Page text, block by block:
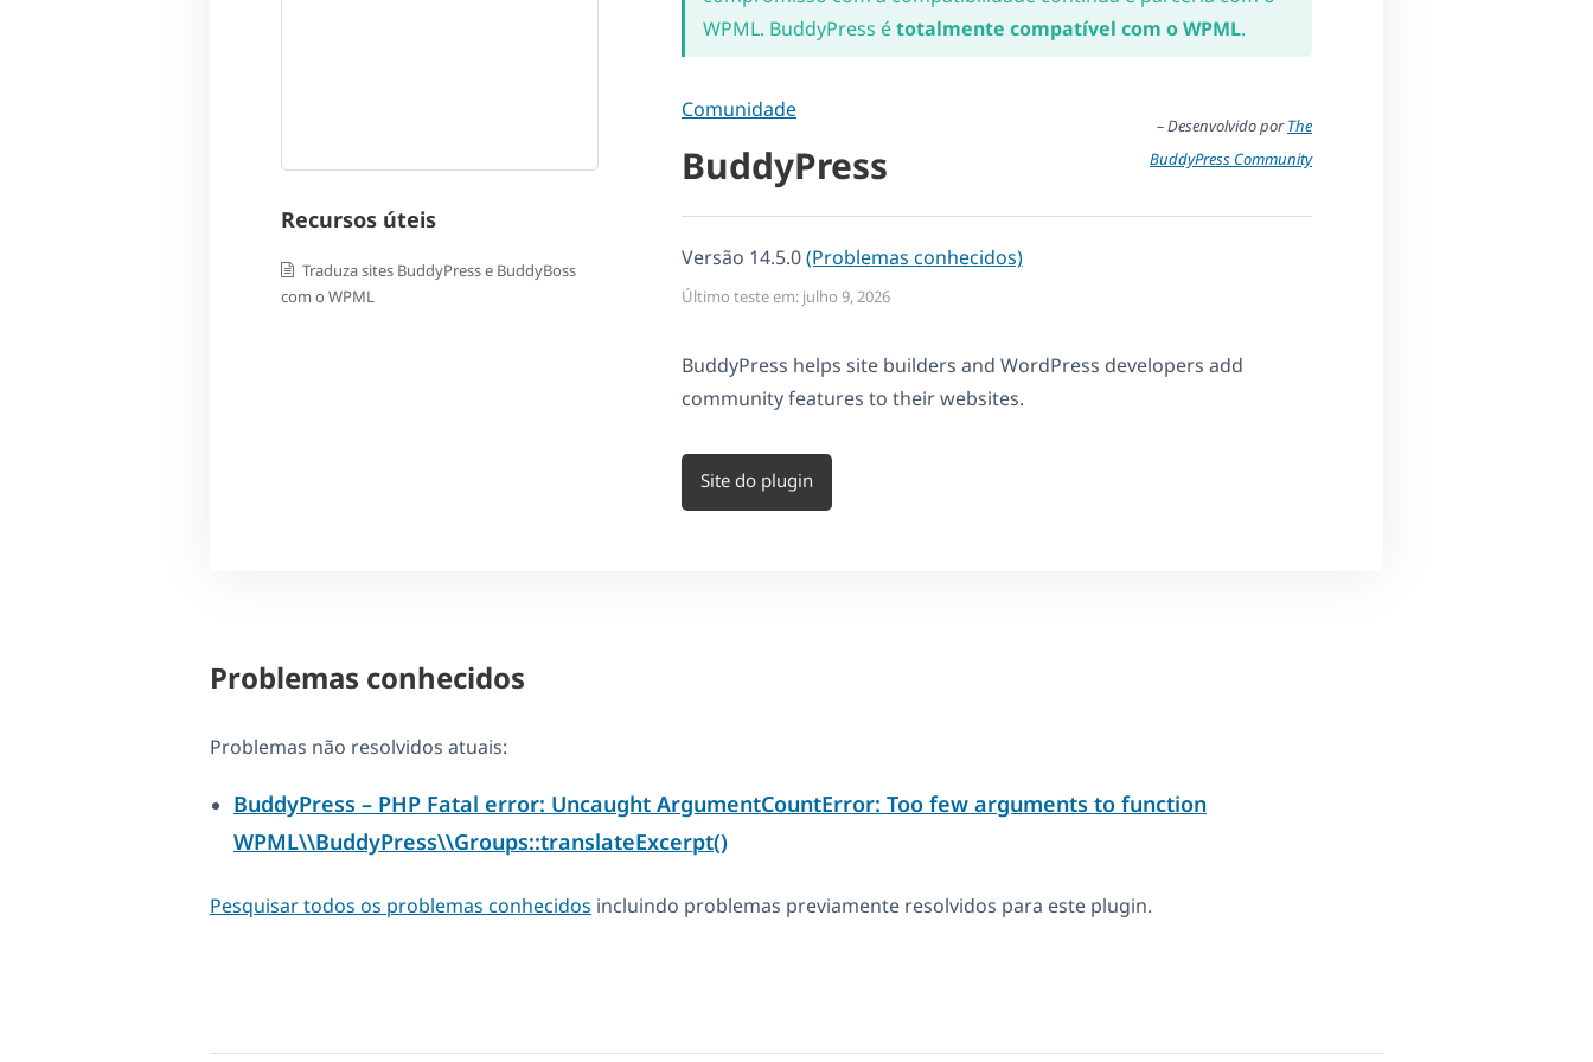
Recursos úteis
Traduza sites BuddyPress e BuddyBoss
com o WPML
WPML. BuddyPress étotalmente compatível com o WPML.
Comunidade
BuddyPress
– Desenvolvido porThe
BuddyPress Community
Versão 14.5.0(Problemas conhecidos)
Último teste em: julho 9, 2026
BuddyPress helps site builders and WordPress developers add
community features to their websites.
Site do plugin
Problemas conhecidos
Problemas não resolvidos atuais:
BuddyPress – PHP Fatal error: Uncaught ArgumentCountError: Too few arguments to function
WPML\\BuddyPress\\Groups::translateExcerpt()
Pesquisar todos os problemas conhecidos incluindo problemas previamente resolvidos para este plugin.